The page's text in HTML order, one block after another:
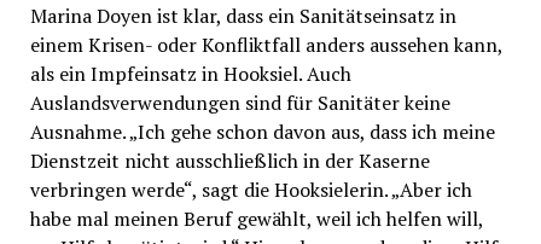
Marina Doyen ist klar, dass ein Sanitätseinsatz in
einem Krisen- oder Konfliktfall anders aussehen kann,
als ein Impfeinsatz in Hooksiel. Auch
Auslandsverwendungen sind für Sanitäter keine
Ausnahme. „Ich gehe schon davon aus, dass ich meine
Dienstzeit nicht ausschließlich in der Kaserne
verbringen werde“, sagt die Hooksielerin. „Aber ich
habe mal meinen Beruf gewählt, weil ich helfen will,